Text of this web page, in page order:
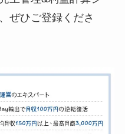
ぜひご登録くださ